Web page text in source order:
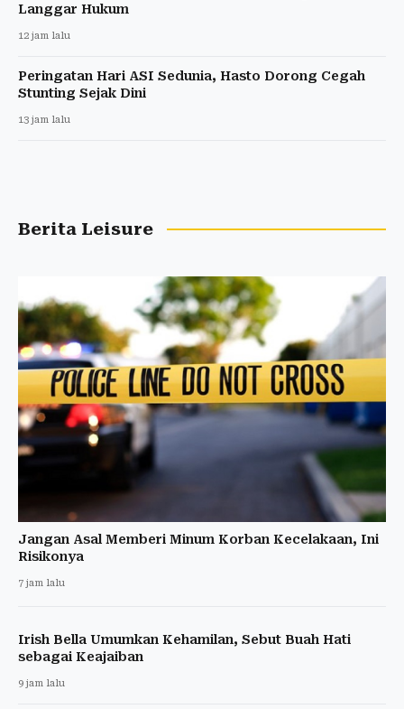
Langgar Hukum
12 jam lalu
Peringatan Hari ASI Sedunia, Hasto Dorong Cegah
Stunting Sejak Dini
13 jam lalu
Berita Leisure
Jangan Asal Memberi Minum Korban Kecelakaan, Ini
Risikonya
7 jam lalu
Irish Bella Umumkan Kehamilan, Sebut Buah Hati
sebagai Keajaiban
9 jam lalu